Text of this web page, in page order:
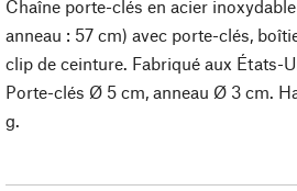
Chaîne porte-clés en acier
anneau : 57 cm) avec porte-clés,
clip de ceinture. Fabriqué aux États-
Porte-clés Ø 5 cm, anneau Ø 3 cm.
g.